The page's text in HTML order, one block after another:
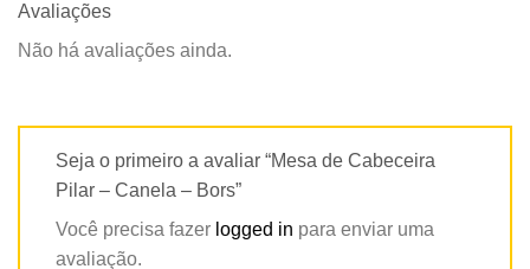
Avaliações
Não há avaliações ainda.
Seja o primeiro a avaliar “Mesa de Cabeceira
Pilar – Canela – Bors”
Você precisa fazer logged in para enviar uma
avaliação.